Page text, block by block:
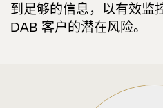
到足够的信息，以有效监
DAB 客户的潜在风险。